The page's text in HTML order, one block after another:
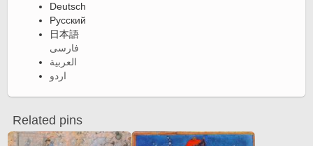
Deutsch
Русский
日本語
فارسی
العربية
اردو
Related pins